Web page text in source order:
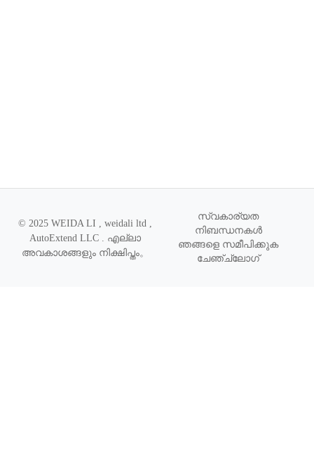
© 2025 WEIDA LI , weidali ltd ,
AutoExtend LLC . എല്ലാ
അവകാശങ്ങളും നിക്ഷിപ്തം。
സ്വകാര്യത
നിബന്ധനകൾ
ഞങ്ങളെ സമീപിക്കുക
ചേഞ്ച്‌ലോഗ്